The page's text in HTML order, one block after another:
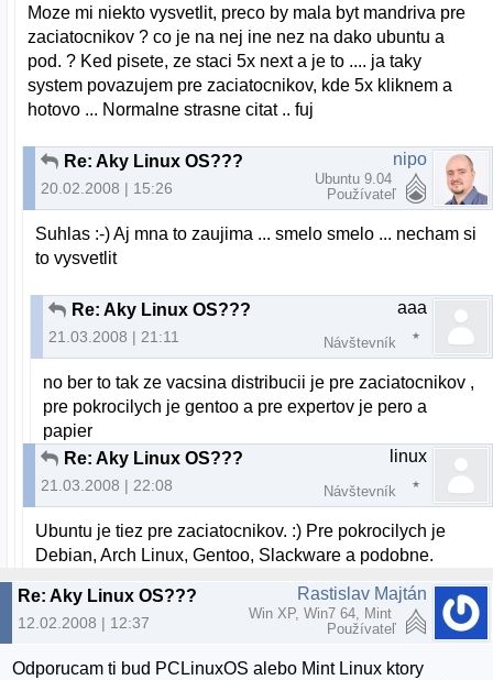
Moze mi niekto vysvetlit, preco by mala byt mandriva pre
zaciatocnikov ? co je na nej ine nez na dako ubuntu a
pod. ? Ked pisete, ze staci 5x next a je to .... ja taky
system povazujem pre zaciatocnikov, kde 5x kliknem a
hotovo ... Normalne strasne citat .. fuj
Re: Aky Linux OS???
20.02.2008 | 15:26
nipo
Ubuntu 9.04
Používateľ
Suhlas :-) Aj mna to zaujima ... smelo smelo ... necham si
to vysvetlit
Re: Aky Linux OS???
21.03.2008 | 21:11
aaa
Návštevník
no ber to tak ze vacsina distribucii je pre zaciatocnikov ,
pre pokrocilych je gentoo a pre expertov je pero a
papier
Re: Aky Linux OS???
21.03.2008 | 22:08
linux
Návštevník
Ubuntu je tiez pre zaciatocnikov. :) Pre pokrocilych je
Debian, Arch Linux, Gentoo, Slackware a podobne.
Re: Aky Linux OS???
12.02.2008 | 12:37
Rastislav Majtán
Win XP, Win7 64, Mint
Používateľ
Odporucam ti bud PCLinuxOS alebo Mint Linux ktory